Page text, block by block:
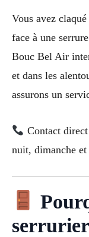
Vous avez
face à une
Bouc Bel Air
et dans les
assurons un
Contact
nuit, dimanche